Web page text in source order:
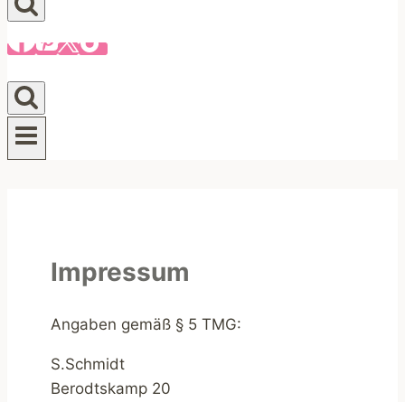
Impressum
Angaben gemäß § 5 TMG:
S.Schmidt
Berodtskamp 20